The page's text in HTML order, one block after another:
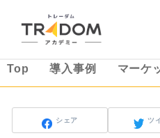
Top 導入事例 マーケ
シェア ツ